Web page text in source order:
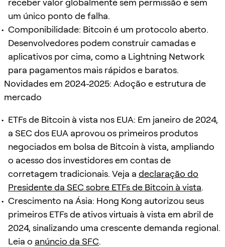
receber valor globalmente sem permissão e sem
um único ponto de falha.
Componibilidade: Bitcoin é um protocolo aberto.
Desenvolvedores podem construir camadas e
aplicativos por cima, como a Lightning Network
para pagamentos mais rápidos e baratos.
Novidades em 2024-2025: Adoção e estrutura de
mercado
ETFs de Bitcoin à vista nos EUA: Em janeiro de 2024,
a SEC dos EUA aprovou os primeiros produtos
negociados em bolsa de Bitcoin à vista, ampliando
o acesso dos investidores em contas de
corretagem tradicionais. Veja a declaração do
Presidente da SEC sobre ETFs de Bitcoin à vista.
Crescimento na Ásia: Hong Kong autorizou seus
primeiros ETFs de ativos virtuais à vista em abril de
2024, sinalizando uma crescente demanda regional.
Leia o anúncio da SFC.